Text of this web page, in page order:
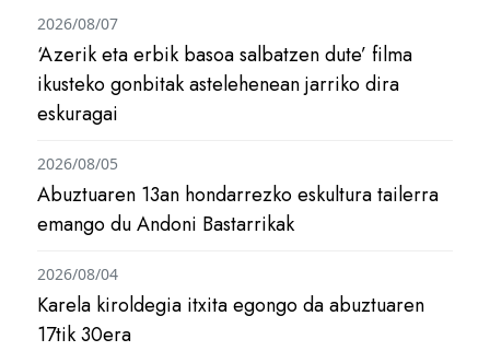
‘Azerik eta erbik basoa salbatzen dute’ filma
ikusteko gonbitak astelehenean jarriko dira
eskuragai
2026/08/07
Abuztuaren 13an hondarrezko eskultura tailerra
emango du Andoni Bastarrikak
2026/08/05
Karela kiroldegia itxita egongo da abuztuaren
17tik 30era
2026/08/04